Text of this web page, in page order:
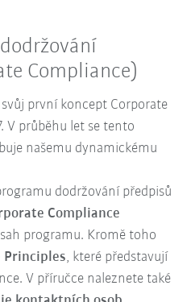
Compliance)
první koncept Corporate
V průběhu let se tento
našemu dynamickému
dodržování předpisů
Compliance
programu. Kromě toho
Principles, které představují
V příručce naleznete také